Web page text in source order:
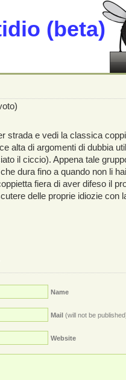
(beta)
strada e vedi la classica
alta di argomenti di dubbia
il ciccio). Appena tale
dura fino a quando non li
fiera di aver difeso il
delle proprie idiozie con
Name
Mail (will not be
Website